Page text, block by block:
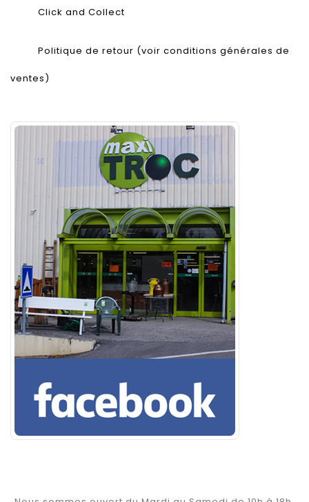
Click and Collect
Politique de retour (voir conditions générales de
ventes)